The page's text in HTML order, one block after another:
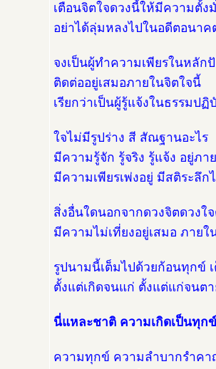
เตือนจิตใจดวงนี้ให้มีความตั้ง
อย่าได้ลุ่มหลงไปในอดีตอนาค
จงเป็นผู้ทำความเพียรในหลัก
ติดต่ออยู่เสมอภายในจิตใจนี้
เรียกว่าเป็นผู้รู้แจ้งในธรรมป
ใจไม่มีรูปร่าง สี สัณฐานอะไร
มีความรู้จัก รู้จริง รู้แจ้ง อยู่ภ
มีความเพียรเพ่งอยู่ มีสติระลึ
สิ่งอื่นใดนอกจากดวงจิตดวงใ
มีความไม่เที่ยงอยู่เสมอ ภาย
รูปนามนี้เต็มไปด้วยก้อนทุกข์
ตั้งแต่เกิดจนแก่ ตั้งแต่แก่จนต
นี่แหละชาติ ความเกิดเป็นทุก
ความทุกข์ ความลำบากรำค